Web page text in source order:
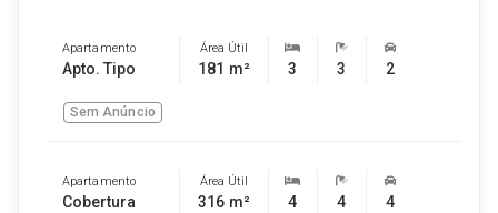
Apartamento
Apto. Tipo
Área Útil
181 m² 3 3 2
Sem Anúncio
Apartamento
Cobertura
Área Útil
316 m² 4 4 4